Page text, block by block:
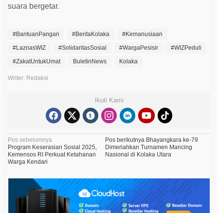
suara bergetar.
#BantuanPangan #BeritaKolaka
#Kemanusiaan
#LaznasWIZ
#SolidaritasSosial #WargaPesisir
#WIZPeduli
#ZakatUntukUmat
BuletinNews Kolaka
Writer: Redaksi
Ikuti Kami
N
a
v
i
Pos sebelumnya
Program Keserasian Sosial 2025,
Kemensos RI Perkuat Ketahanan
Warga Kendari
Pos berikutnyaBhayangkara ke-79
Dimeriahkan Turnamen Mancing
Nasional di Kolaka Utara